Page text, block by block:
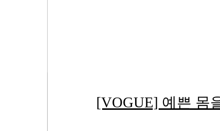
[VOGUE] 예쁜 몸